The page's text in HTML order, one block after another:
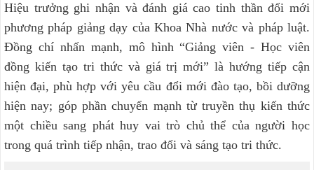
Hiệu trưởng ghi nhận và đánh giá cao tinh thần đổi mới
phương pháp giảng dạy của Khoa Nhà nước và pháp luật.
Đồng chí nhấn mạnh, mô hình “Giảng viên - Học viên
đồng kiến tạo tri thức và giá trị mới” là hướng tiếp cận
hiện đại, phù hợp với yêu cầu đổi mới đào tạo, bồi dưỡng
hiện nay; góp phần chuyển mạnh từ truyền thụ kiến thức
một chiều sang phát huy vai trò chủ thể của người học
trong quá trình tiếp nhận, trao đổi và sáng tạo tri thức.